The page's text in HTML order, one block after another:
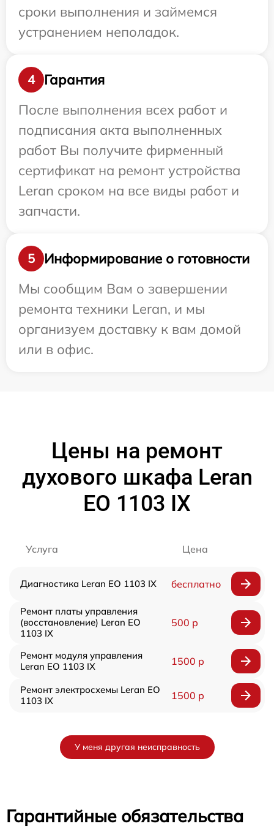
сроки выполнения и займемся
устранением неполадок.
4
Гарантия
После выполнения всех работ и
подписания акта выполненных
работ Вы получите фирменный
сертификат на ремонт устройства
Leran сроком на все виды работ и
запчасти.
5
Информирование о готовности
Мы сообщим Вам о завершении
ремонта техники Leran, и мы
организуем доставку к вам домой
или в офис.
Цены на ремонт
духового шкафа Leran
EO 1103 IX
Услуга Цена
Диагностика Leran EO 1103 IX бесплатно
Ремонт платы управления
(восстановление) Leran EO
1103 IX
500 р
Ремонт модуля управления
Leran EO 1103 IX
1500 р
Ремонт электросхемы Leran EO
1103 IX
1500 р
У меня другая неисправность
Гарантийные обязательства